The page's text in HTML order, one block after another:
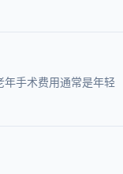
年手术费用通常是年轻